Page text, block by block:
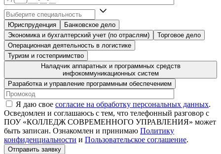
Юриспруденция
Банковское дело
Экономика и бухгалтерский учет (по отраслям)
Торговое дело
Операционная деятельность в логистике
Туризм и гостеприимство
Наладчик аппаратных и программных средств
инфокоммуникационных систем
Разработка и управление программным обеспечением
Я даю свое согласие на обработку персональных данных.
Осведомлен и соглашаюсь с тем, что телефонный разговор с
ПОУ «КОЛЛЕДЖ СОВРЕМЕННОГО УПРАВЛЕНИЯ» может
быть записан. Ознакомлен и принимаю Политику
конфиденциальности и Пользовательское соглашение.